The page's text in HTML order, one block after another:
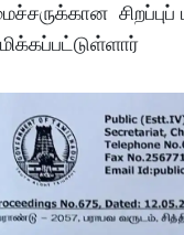
சிறப்புப்